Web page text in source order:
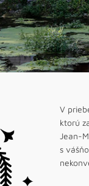
V
ktorú
Jean-
s